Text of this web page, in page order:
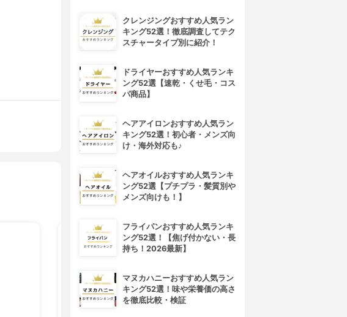
クレンジングおすすめ人気ラン
キング52選！徹底調査してテク
スチャータイプ別に紹介！
ドライヤーおすすめ人気ランキ
ング52選【速乾・くせ毛・コス
パ商品】
ヘアアイロンおすすめ人気ラン
キング52選！初心者・メンズ向
け・海外対応も♪
ヘアオイルおすすめ人気ランキ
ング52選【プチプラ・髪質別や
メンズ向けも！】
フライパンおすすめ人気ランキ
ング52選！【焦げ付かない・長
持ち！2026最新】
マヌカハニーおすすめ人気ラン
キング52選！味や栄養価の高さ
を徹底比較・検証